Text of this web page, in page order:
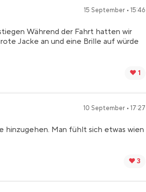
15 September • 15:46
Während der Fahrt hatten wir
Jacke an und eine Brille auf würde
❤️ 1
10 September • 17:27
hinzugehen. Man fühlt sich etwas wien
❤️ 3